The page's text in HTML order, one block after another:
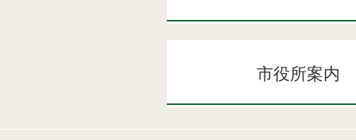
市役所案内